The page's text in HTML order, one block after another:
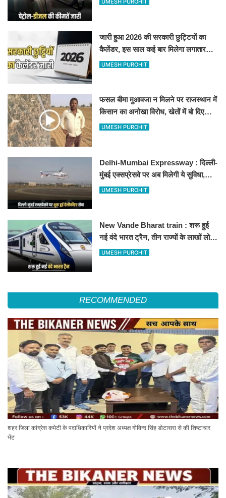
UMESH PUROHIT
जारी हुआ 2026 की सरकारी छुट्टियों का
कैलेंडर, इस साल कई बार मिलेगा लगातार
अवकाश, देखें
UMESH PUROHIT
फसल बीमा मुआवजा न मिलने पर राजस्थान में
किसान का अनोखा विरोध, खेतों में बो दिए
500-500 रुपए के नोट, वीडियो वायरल
UMESH PUROHIT
Delhi-Mumbai Expressway : दिल्ली-
मुंबई एक्सप्रेसवे पर अब मिलेगी ये सुविधा,
हेलीकॉप्टर सर्विस से तुरंत घायल पहुंचेगा
UMESH PUROHIT
New Vande Bharat train : शरू हुई
नई वंदे भारत ट्रैन, तीन राज्यों के लाखों लोगों
का सफर होगा आसान, देखें पूरा रूटमैप
UMESH PUROHIT
RECOMMENDED
शहर जिला कांग्रेस कमेटी के पदाधिकारियों ने प्रदेश अध्यक्ष गोविन्द सिंह डोटासरा से की शिष्टाचार
भेंट